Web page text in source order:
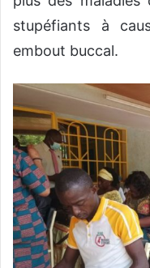
stupéfiants à
embout buccal.